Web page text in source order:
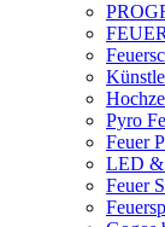
Pyro
Feuer
LED &
Feuer